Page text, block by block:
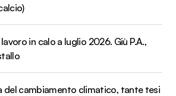
in calo a luglio 2026. Giù P.A.,
del cambiamento climatico, tante tesi